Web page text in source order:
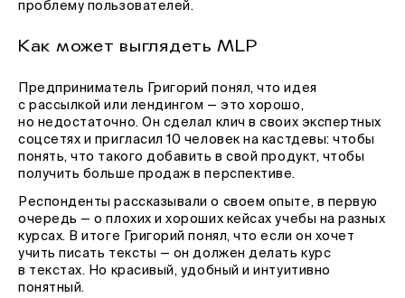
проблему пользователей.
Как может выглядеть MLP
Предприниматель Григорий понял, что идея
с рассылкой или лендингом — это хорошо,
но недостаточно. Он сделал клич в своих экспертных
соцсетях и пригласил 10 человек на кастдевы: чтобы
понять, что такого добавить в свой продукт, чтобы
получить больше продаж в перспективе.
Респонденты рассказывали о своем опыте, в первую
очередь — о плохих и хороших кейсах учебы на разных
курсах. В итоге Григорий понял, что если он хочет
учить писать тексты — он должен делать курс
в текстах. Но красивый, удобный и интуитивно
понятный.